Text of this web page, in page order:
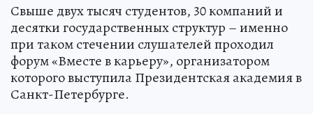
Свыше двух тысяч студентов, 30 компаний и
десятки государственных структур – именно
при таком стечении слушателей проходил
форум «Вместе в карьеру», организатором
которого выступила Президентская академия в
Санкт-Петербурге.